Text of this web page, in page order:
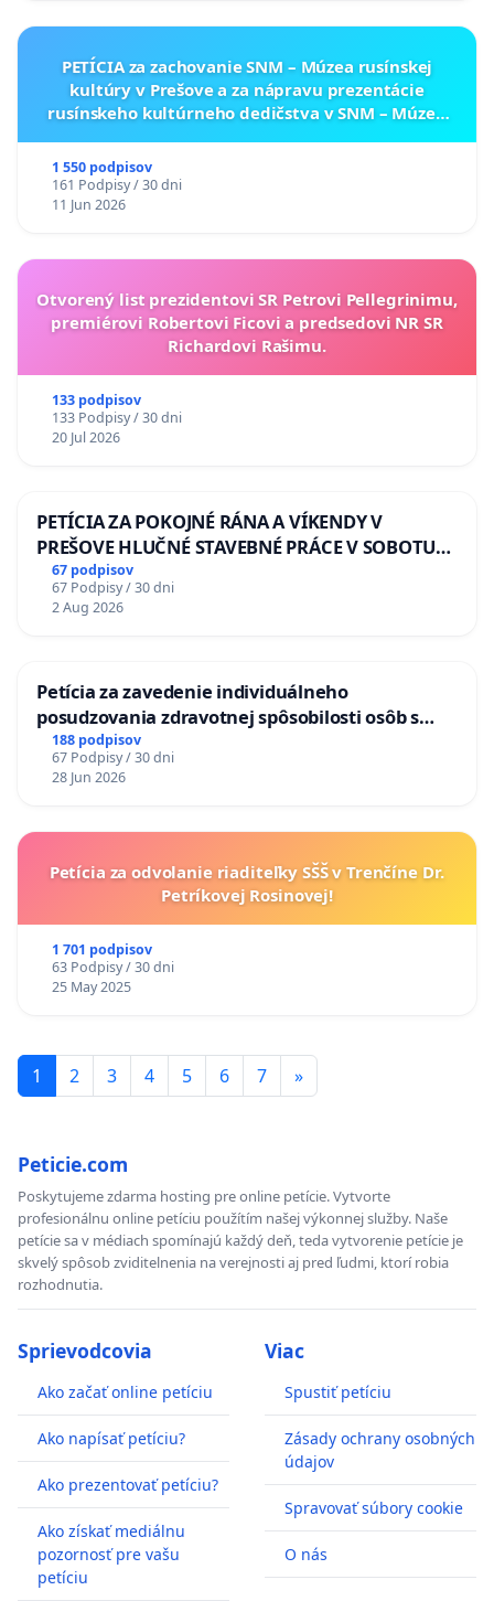
PETÍCIA za zachovanie SNM – Múzea rusínskej
kultúry v Prešove a za nápravu prezentácie
rusínskeho kultúrneho dedičstva v SNM – Múzeu
1 550 podpisov
161 Podpisy / 30 dni
11 Jun 2026
Otvorený list prezidentovi SR Petrovi Pellegrinimu,
premiérovi Robertovi Ficovi a predsedovi NR SR
Richardovi Rašimu.
133 podpisov
133 Podpisy / 30 dni
20 Jul 2026
PETÍCIA ZA POKOJNÉ RÁNA A VÍKENDY V
PREŠOVE HLUČNÉ STAVEBNÉ PRÁCE V SOBOTU
LEN OD 9.00 DO 13.00 HOD., CEZ PRACOVNÝ
TÝŽDEŇ CIEĽ 8.00 – 18.00 HOD. A PRAVIDELNÁ
KONTROLA STAVBY C-AREA NA
67 podpisov
67 Podpisy / 30 dni
2 Aug 2026
Petícia za zavedenie individuálneho
posudzovania zdravotnej spôsobilosti osôb s
diabetom 1. a 2. typu pri prijímaní do
Policajného zboru SR
188 podpisov
67 Podpisy / 30 dni
28 Jun 2026
Petícia za odvolanie riaditeľky SŠŠ v Trenčíne Dr.
Petríkovej Rosinovej!
1 701 podpisov
63 Podpisy / 30 dni
25 May 2025
1 2 3 4 5 6 7 »
Peticie.com
Poskytujeme zdarma hosting pre online petície. Vytvorte
profesionálnu online petíciu použítím našej výkonnej služby. Naše
petície sa v médiach spomínajú každý deň, teda vytvorenie petície je
skvelý spôsob zviditelnenia na verejnosti aj pred ľudmi, ktorí robia
rozhodnutia.
Sprievodcovia
Ako začať online petíciu
Ako napísať petíciu?
Ako prezentovať petíciu?
Ako získať mediálnu
pozornosť pre vašu
petíciu
Viac
Spustiť petíciu
Zásady ochrany osobných
údajov
Spravovať súbory cookie
O nás